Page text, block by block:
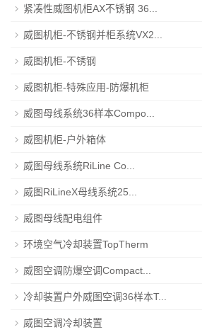
紧凑性威图机柜AX不锈钢 36...
威图机柜-不锈钢并柜系统VX2...
威图机柜-不锈钢
威图机柜-特殊应用-防爆机柜
威图母线系统36样本Compo...
威图机柜-户外箱体
威图母线系统RiLine Co...
威图RiLineX母线系统25...
威图母线配电组件
环境空气冷却装置TopTherm
威图空调防爆空调Compact...
冷却装置户外威图空调36样本T...
威图空调冷却装置